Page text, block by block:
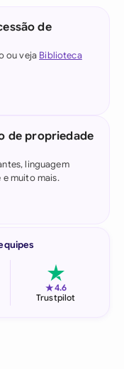
de
ou veja Biblioteca
de propriedade
linguagem
muito mais.
★4.6
Trustpilot